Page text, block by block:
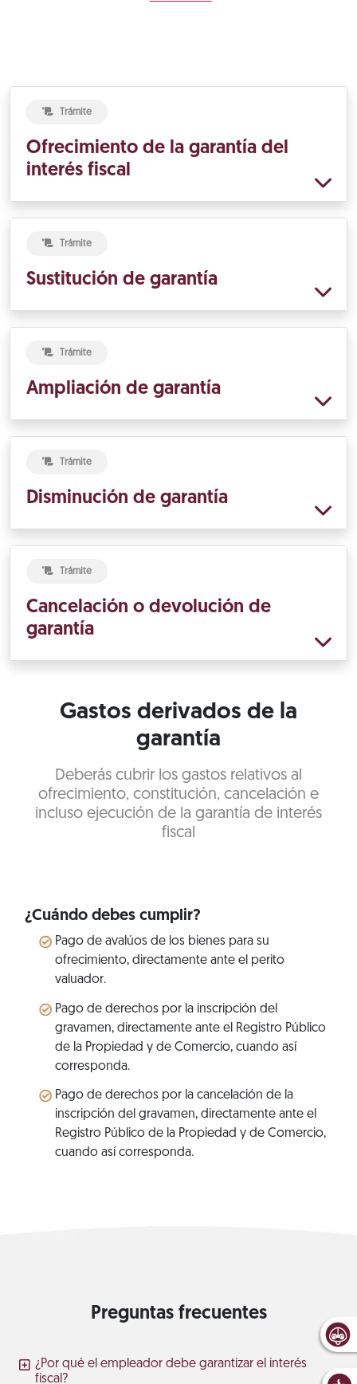
Trámite
Ofrecimiento de la garantía del
interés fiscal
Trámite
Sustitución de garantía
Trámite
Ampliación de garantía
Trámite
Disminución de garantía
Trámite
Cancelación o devolución de
garantía
Gastos derivados de la
garantía
Deberás cubrir los gastos relativos al
ofrecimiento, constitución, cancelación e
incluso ejecución de la garantía de interés
fiscal
¿Cuándo debes cumplir?
Pago de avalúos de los bienes para su
ofrecimiento, directamente ante el perito
valuador.
Pago de derechos por la inscripción del
gravamen, directamente ante el Registro Público
de la Propiedad y de Comercio, cuando así
corresponda.
Pago de derechos por la cancelación de la
inscripción del gravamen, directamente ante el
Registro Público de la Propiedad y de Comercio,
cuando así corresponda.
Preguntas frecuentes
¿Por qué el empleador debe garantizar el interés
fiscal?